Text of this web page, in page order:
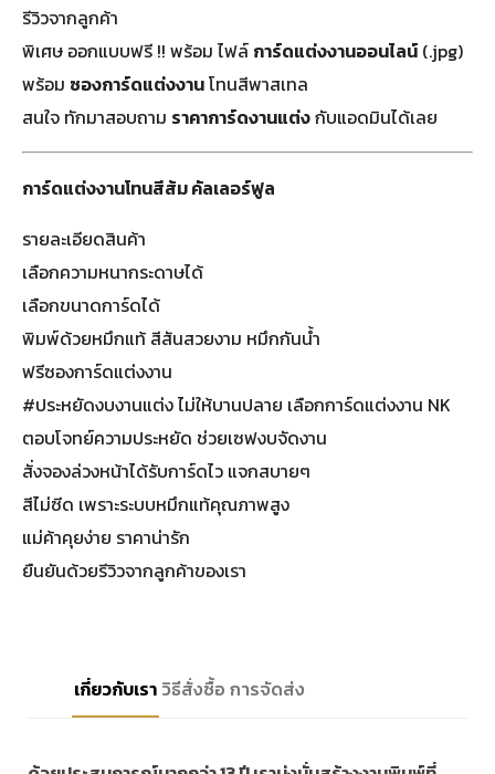
รีวิวจากลูกค้า
พิเศษ ออกแบบฟรี !! พร้อม ไฟล์ การ์ดแต่งงานออนไลน์ (.jpg)
พร้อม ซองการ์ดแต่งงานโทนสีพาสเทล
สนใจ ทักมาสอบถาม ราคาการ์ดงานแต่งกับแอดมินได้เลย
การ์ดแต่งงานโทนสีส้ม คัลเลอร์ฟูล
รายละเอียดสินค้า
เลือกความหนากระดาษได้
เลือกขนาดการ์ดได้
พิมพ์ด้วยหมึกแท้ สีสันสวยงาม หมึกกันน้ำ
ฟรีซองการ์ดแต่งงาน
#ประหยัดงบงานแต่ง ไม่ให้บานปลาย เลือกการ์ดแต่งงาน NK
ตอบโจทย์ความประหยัด ช่วยเซฟงบจัดงาน
สั่งจองล่วงหน้าได้รับการ์ดไว แจกสบายๆ
สีไม่ซีด เพราะระบบหมึกแท้คุณภาพสูง
แม่ค้าคุยง่าย ราคาน่ารัก
ยืนยันด้วยรีวิวจากลูกค้าของเรา
เกี่ยวกับเรา วิธีสั่งซื้อ การจัดส่ง